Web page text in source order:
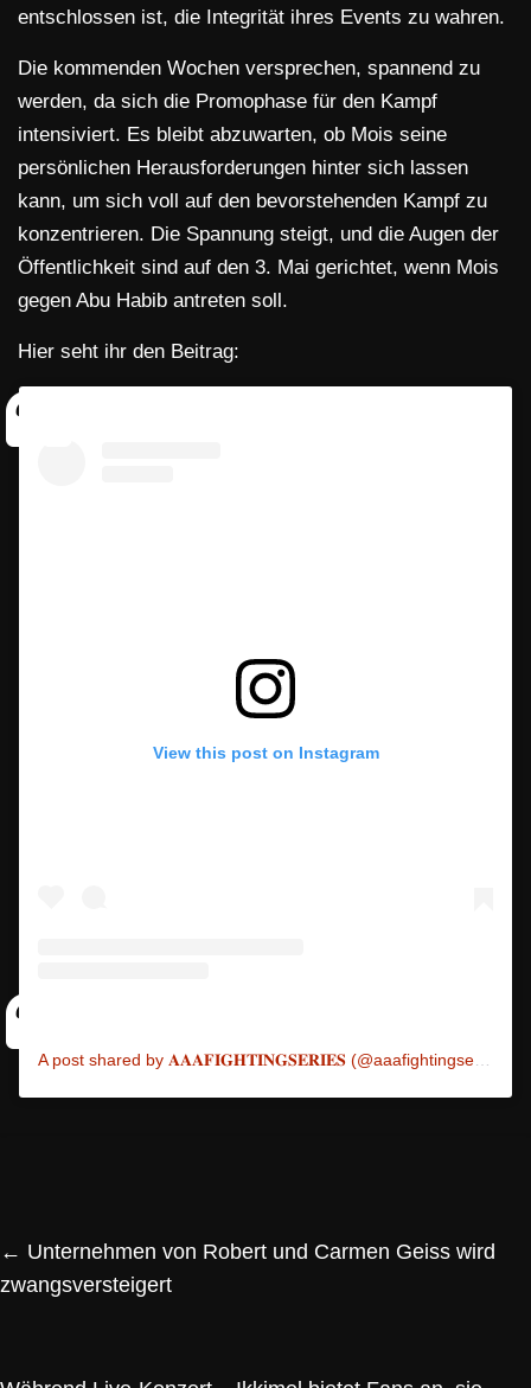
entschlossen ist, die Integrität ihres Events zu wahren.
Die kommenden Wochen versprechen, spannend zu
werden, da sich die Promophase für den Kampf
intensiviert. Es bleibt abzuwarten, ob Mois seine
persönlichen Herausforderungen hinter sich lassen
kann, um sich voll auf den bevorstehenden Kampf zu
konzentrieren. Die Spannung steigt, und die Augen der
Öffentlichkeit sind auf den 3. Mai gerichtet, wenn Mois
gegen Abu Habib antreten soll.
Hier seht ihr den Beitrag:
View this post on Instagram
A post shared by 𝐀𝐀𝐀𝐅𝐈𝐆𝐇𝐓𝐈𝐍𝐆𝐒𝐄𝐑𝐈𝐄𝐒 (@aaafightingseries)
← Unternehmen von Robert und Carmen Geiss wird
zwangsversteigert